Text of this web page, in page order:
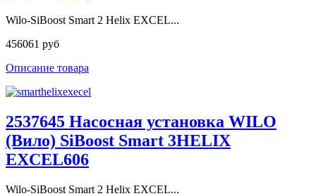
Wilo-SiBoost Smart 2 Helix EXCEL...
456061 руб
Описание товара
2537645 Насосная установка WILO
(Вило) SiBoost Smart 3HELIX
EXCEL606
Wilo-SiBoost Smart 2 Helix EXCEL...